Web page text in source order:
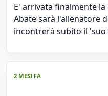
E' arrivata finalmente
Abate sarà l'allenatore
incontrerà subito il 'suo
2 MESI FA